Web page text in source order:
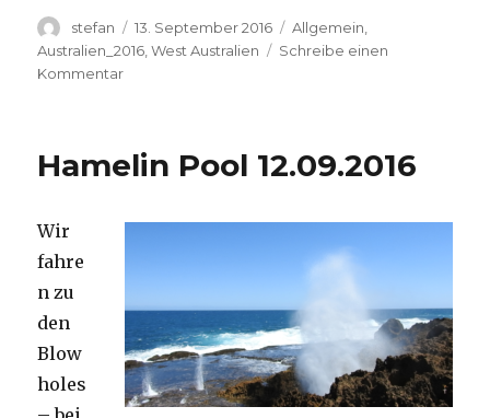
Autor
stefan
Veröffentlicht
am
13. September 2016 Kategorien
Allgemein
Australien_2016 ,West Australien
Schreibe einen
Kommentarzu
Hamelin Pool 12.09.2016
Wir
fahre
n zu
den
Blow
holes